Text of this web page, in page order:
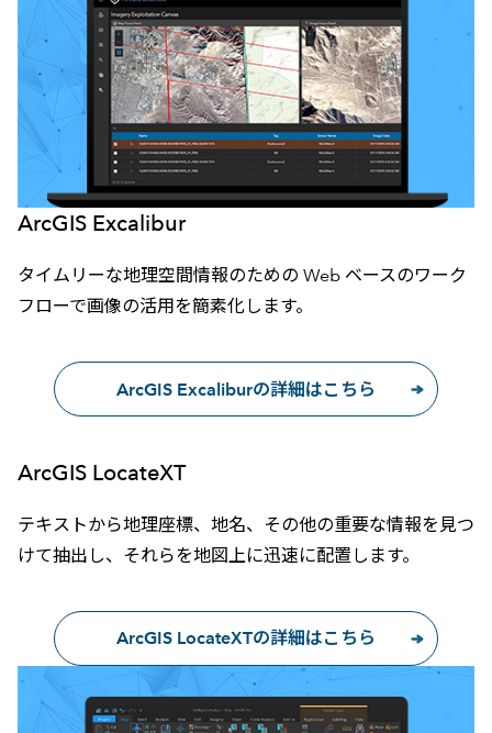
ArcGIS Excalibur
タイムリーな地理空間情報のための Web ベースのワーク
フローで画像の活用を簡素化します。
ArcGIS Excaliburの詳細はこちら
ArcGIS LocateXT
テキストから地理座標、地名、その他の重要な情報を見つ
けて抽出し、それらを地図上に迅速に配置します。
ArcGIS LocateXTの詳細はこちら